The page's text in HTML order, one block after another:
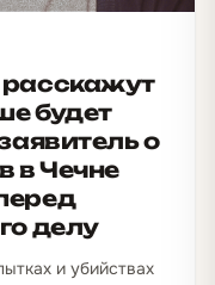
будет
о
в Чечне
делу
и убийствах